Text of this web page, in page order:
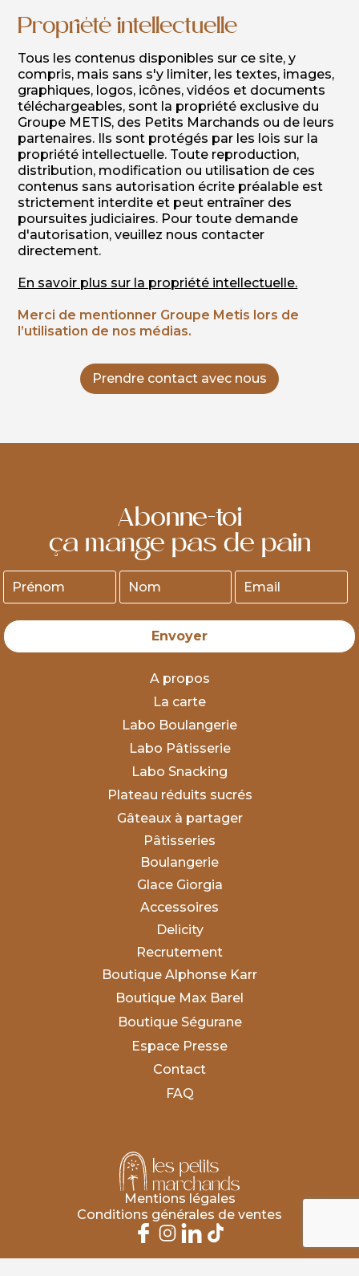
Propriété intellectuelle
Tous les contenus disponibles sur ce site, y
compris, mais sans s'y limiter, les textes, images,
graphiques, logos, icônes, vidéos et documents
téléchargeables, sont la propriété exclusive du
Groupe METIS, des Petits Marchands ou de leurs
partenaires. Ils sont protégés par les lois sur la
propriété intellectuelle. Toute reproduction,
distribution, modification ou utilisation de ces
contenus sans autorisation écrite préalable est
strictement interdite et peut entraîner des
poursuites judiciaires. Pour toute demande
d'autorisation, veuillez nous contacter
directement.
En savoir plus sur la propriété intellectuelle.
Merci de mentionner Groupe Metis lors de
l’utilisation de nos médias.
Prendre contact avec nous
Abonne-toi
ça mange pas de pain
Envoyer
A propos
La carte
Labo Boulangerie
Labo Pâtisserie
Labo Snacking
Plateau réduits sucrés
Gâteaux à partager
Pâtisseries
Boulangerie
Glace Giorgia
Accessoires
Delicity
Recrutement
Boutique Alphonse Karr
Boutique Max Barel
Boutique Ségurane
Espace Presse
Contact
FAQ
Mentions légales
Conditions générales de ventes